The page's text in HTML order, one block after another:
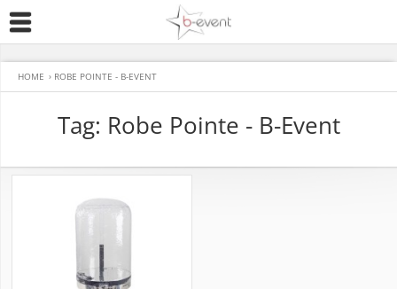
Tag: Robe Pointe - B-Event
HOME › ROBE POINTE - B-EVENT